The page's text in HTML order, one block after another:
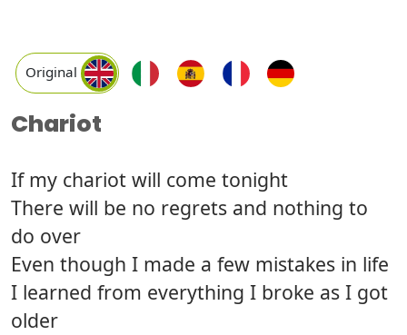
Original
Chariot
If my chariot will come tonight
There will be no regrets and nothing to
do over
Even though I made a few mistakes in life
I learned from everything I broke as I got
older